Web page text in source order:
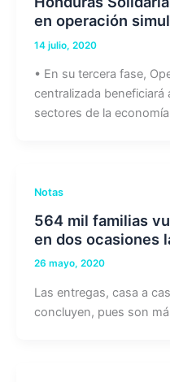
en operación
14 julio, 2020
• En su tercera fase,
centralizada beneficiará
sectores de la economía
Notas
564 mil familias
en dos ocasiones
26 mayo, 2020
Las entregas, casa a
concluyen, pues son